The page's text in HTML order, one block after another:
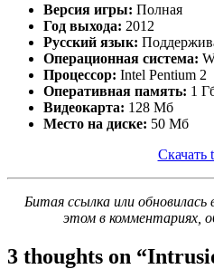
Версия игры: Полная
Год выхода: 2012
Русский язык:
Операционная система:
Процессор: Intel Pentium 2
Оперативная память: 1
Видеокарта: 128 Мб
Место на диске: 50 Мб
Скачать
Битая ссылка или
этом в комментариях,
3 thoughts on “